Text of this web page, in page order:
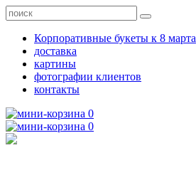
Корпоративные букеты к 8 марта
доставка
картины
фотографии клиентов
контакты
0
0